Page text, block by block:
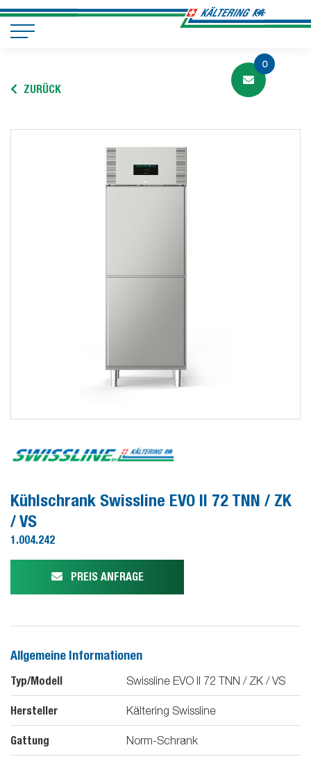
0
ZURÜCK
Kühlschrank Swissline EVO II 72 TNN / ZK
/ VS
1.004.242
PREIS ANFRAGE
Allgemeine Informationen
Typ/Modell Swissline EVO II 72 TNN / ZK / VS
Hersteller Kältering Swissline
Gattung Norm-Schrank